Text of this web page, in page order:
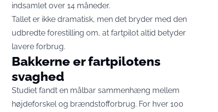
indsamlet over 14 måneder.
Tallet er ikke dramatisk, men det bryder med den
udbredte forestilling om, at fartpilot altid betyder
lavere forbrug.
Bakkerne er fartpilotens
svaghed
Studiet fandt en målbar sammenhæng mellem
højdeforskel og brændstofforbrug. For hver 100